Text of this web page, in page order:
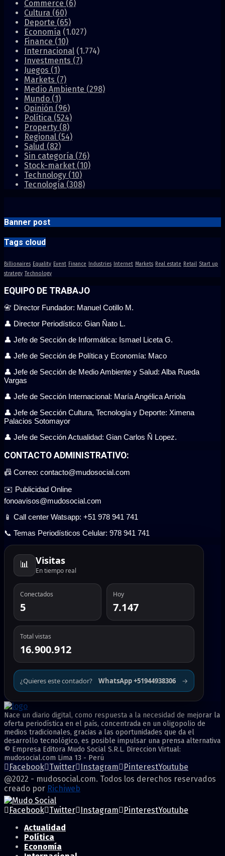
Commerce (6)
Cultura (60)
Deporte (65)
Economía (1.027)
Finance (10)
Internacional (1.774)
Investments (7)
Juegos (1)
Markets (7)
Medio Ambiente (298)
Mundo (1)
Opinión (96)
Política (524)
Property (8)
Regional (54)
Salud (82)
Sin categoría (76)
Stock-market (10)
Technology (10)
Tecnología (308)
Banner post
Tags cloud
Billionaires Equality Event Finance Industries Internet Markets Real estate Retail Start up
strategy Technology
EQUIPO DE TRABAJO
📇 Director Fundador: Manuel Cotillo M.
👤 Director Periodístico: Gian Ñato L.
👤 Jefe de Sección de Informática: Ismael Liceta G.
👤 Jefe de Sección de Política y Economía: Maco
👤 Jefe de Sección de Medio Ambiente y Salud: Alba Rueda
Vargas
👤 Jefe de Sección Internacional: María Angélica Arriola
👤 Jefe de Sección Cultura, Tecnología y Deporte: Ximena
Palacios Sotomayor
👤 Jefe de Sección Actualidad: Gian Carlos Ñ Lopez.
CONTACTO ADMINISTRATIVO:
📠 Correo: contacto@mudosocial.com
✉️ Publicidad Online
fonoavisos@mudosocial.com
📱 Call center Watsapp: +51 978 941 741
📞 Temas Periodísticos Celular: 978 941 741
📊 Visitas
En tiempo real
Conectados
5
Hoy
7.147
Total vistas
16.900.912
¿Quieres este contador? WhatsApp +51944938306 →
Nace un diario digital, como respuesta a la necesidad de mejorar la
oferta periodística en el país, concentrada en un oligopolio de
medios tradicionales, gracias a las oportunidades que da el
desarrollo tecnológico, es posible impulsar una prensa alternativa
© Empresa Editora Mudo Social S.R.L. Direccion Virtual:
mudosocial.com Lima 13 - Perú
Facebook Twitter Instagram PinterestYoutube
@2022 - mudosocial.com. Todos los derechos reservados
creado por Richiweb
Facebook Twitter Instagram PinterestYoutube
Actualidad
Política
Economía